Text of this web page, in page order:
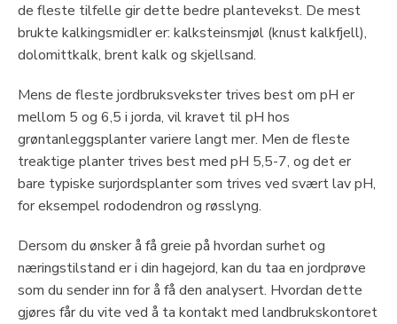
de fleste tilfelle gir dette bedre plantevekst. De mest
brukte kalkingsmidler er: kalksteinsmjøl (knust kalkfjell),
dolomittkalk, brent kalk og skjellsand.
Mens de fleste jordbruksvekster trives best om pH er
mellom 5 og 6,5 i jorda, vil kravet til pH hos
grøntanleggsplanter variere langt mer. Men de fleste
treaktige planter trives best med pH 5,5-7, og det er
bare typiske surjordsplanter som trives ved svært lav pH,
for eksempel rododendron og røsslyng.
Dersom du ønsker å få greie på hvordan surhet og
næringstilstand er i din hagejord, kan du taa en jordprøve
som du sender inn for å få den analysert. Hvordan dette
gjøres får du vite ved å ta kontakt med landbrukskontoret